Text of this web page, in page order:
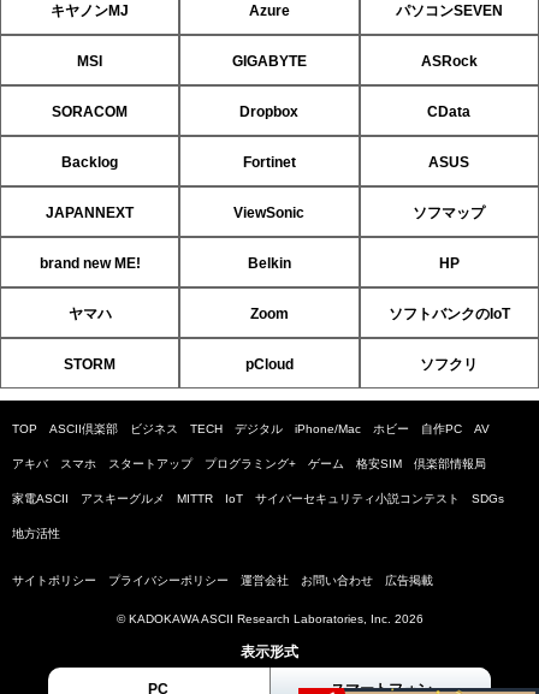
キヤノンMJ Azure パソコンSEVEN
MSI GIGABYTE ASRock
SORACOM Dropbox CData
Backlog Fortinet ASUS
JAPANNEXT ViewSonic ソフマップ
brand new ME! Belkin HP
ヤマハ Zoom ソフトバンクのIoT
STORM pCloud ソフクリ
TOP ASCII倶楽部 ビジネス TECH デジタル iPhone/Mac ホビー 自作PC AV
アキバ スマホ スタートアップ プログラミング+ ゲーム 格安SIM 倶楽部情報局
家電ASCII アスキーグルメ MITTR IoT サイバーセキュリティ小説コンテスト SDGs
地方活性
サイトポリシー プライバシーポリシー 運営会社 お問い合わせ 広告掲載
© KADOKAWA ASCII Research Laboratories, Inc. 2026
表示形式
PC スマートフォン